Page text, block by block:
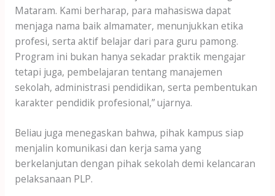
Mataram. Kami berharap, para mahasiswa dapat
menjaga nama baik almamater, menunjukkan etika
profesi, serta aktif belajar dari para guru pamong.
Program ini bukan hanya sekadar praktik mengajar
tetapi juga, pembelajaran tentang manajemen
sekolah, administrasi pendidikan, serta pembentukan
karakter pendidik profesional,” ujarnya.
Beliau juga menegaskan bahwa, pihak kampus siap
menjalin komunikasi dan kerja sama yang
berkelanjutan dengan pihak sekolah demi kelancaran
pelaksanaan PLP.